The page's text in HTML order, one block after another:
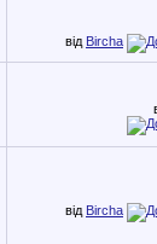
від Bircha
від Bircha